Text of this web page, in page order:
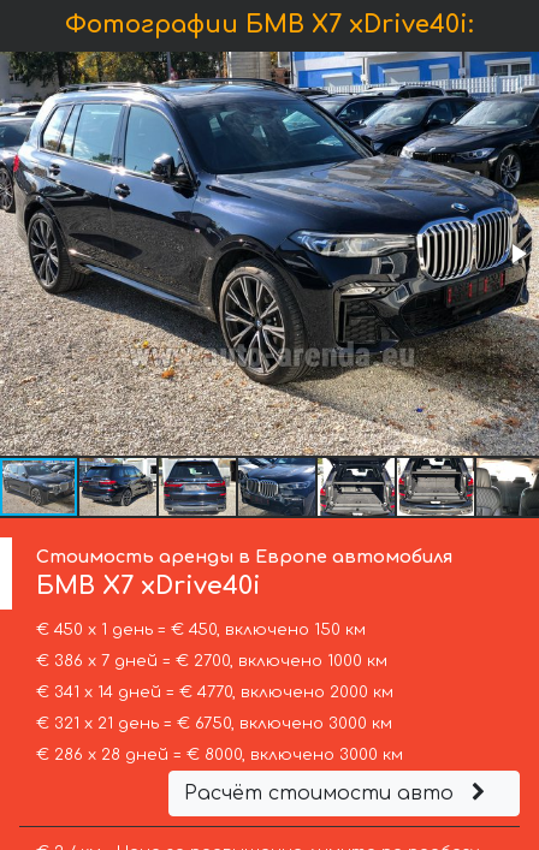
Фотографии БМВ X7 xDrive40i:
Стоимость аренды в Европе автомобиля
БМВ X7 xDrive40i
€ 450 х 1 день = € 450, включено 150 км
€ 386 х 7 дней = € 2700, включено 1000 км
€ 341 х 14 дней = € 4770, включено 2000 км
€ 321 х 21 день = € 6750, включено 3000 км
€ 286 х 28 дней = € 8000, включено 3000 км
Расчёт стоимости авто